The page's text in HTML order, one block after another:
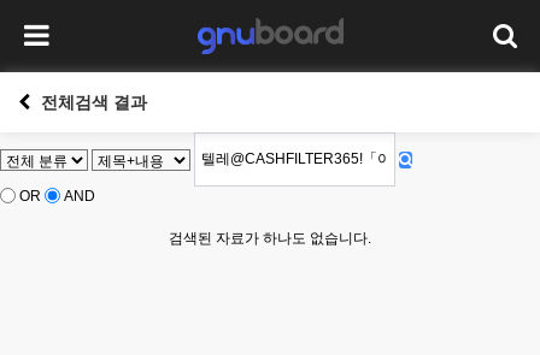
전체검색 결과
OR AND
검색된 자료가 하나도 없습니다.